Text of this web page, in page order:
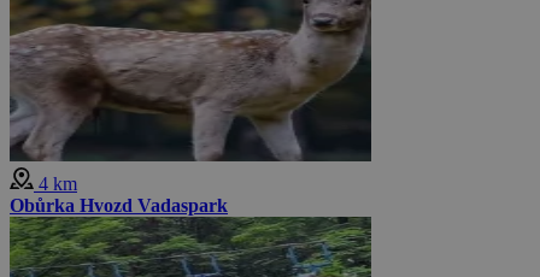
4 km
Obůrka Hvozd Vadaspark